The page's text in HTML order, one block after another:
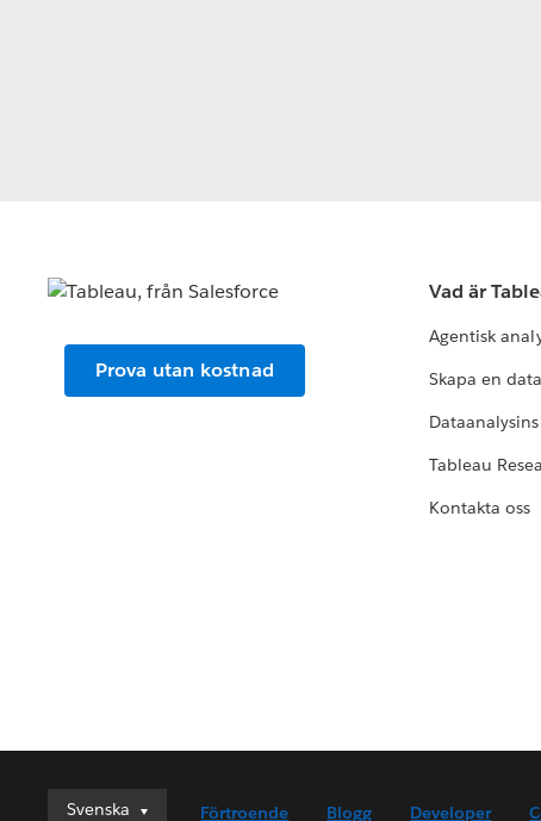
Prova utan kostnad
Vad är
Agentisk
Skapa en
Tableau
Kontakta oss
Svenska
Svenska Förtroende Blogg Developer